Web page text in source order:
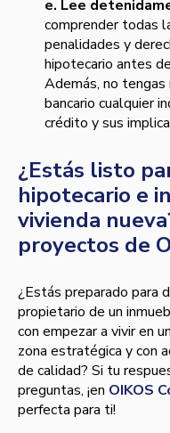
e. Lee
comprender todas
penalidades y
hipotecario antes
Además, no
bancario cualquier
crédito y sus
¿Estás listo
hipotecario e
vivienda
proyectos de
¿Estás preparado para
propietario de un
con empezar a vivir en
zona estratégica y con
de calidad? Si tu
preguntas, ¡en OIKOS
perfecta para ti!